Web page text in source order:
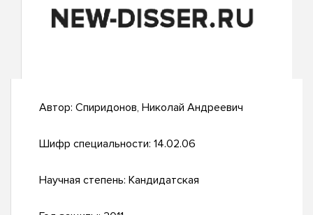
Автор: Спиридонов, Николай Андреевич
Шифр специальности: 14.02.06
Научная степень: Кандидатская